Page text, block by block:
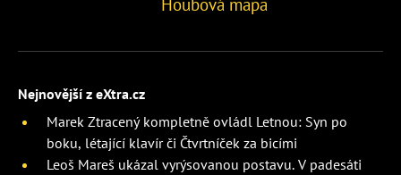
Houbová mapa
Nejnovější z eXtra.cz
Marek Ztracený kompletně ovládl Letnou: Syn po
boku, létající klavír či Čtvrtníček za bicími
Leoš Mareš ukázal vyrýsovanou postavu. V padesáti